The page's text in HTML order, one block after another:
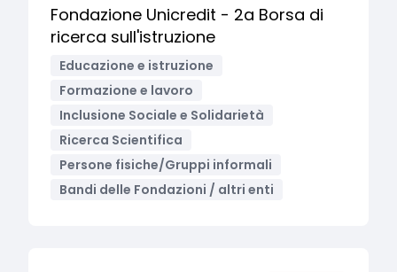
Fondazione Unicredit - 2a Borsa di
ricerca sull'istruzione
Educazione e istruzione
Formazione e lavoro
Inclusione Sociale e Solidarietà
Ricerca Scientifica
Persone fisiche/Gruppi informali
Bandi delle Fondazioni / altri enti